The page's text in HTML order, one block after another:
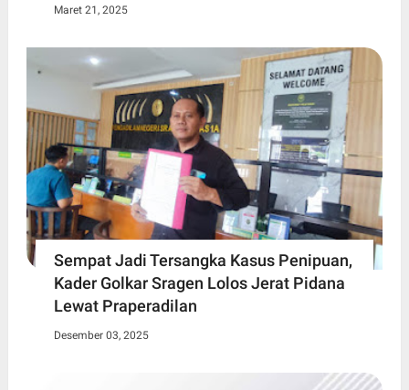
Maret 21, 2025
Sempat Jadi Tersangka Kasus Penipuan,
Kader Golkar Sragen Lolos Jerat Pidana
Lewat Praperadilan
Desember 03, 2025